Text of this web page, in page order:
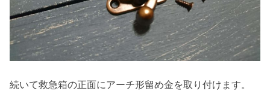
続いて救急箱の正面にアーチ形留め金を取り付けます。